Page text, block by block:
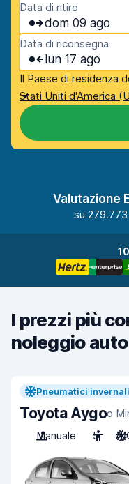
Data di ritiro
dom 09 ago
Data di riconsegna
lun 17 ago
Il Paese di residenza
Stati Uniti d'America
Valutazione
su
I prezzi più
noleggio auto
Pneumatici invernali
Toyota Aygoo
Manuale
5 A/